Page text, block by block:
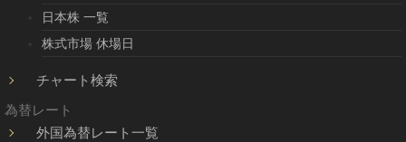
日本株 一覧
株式市場 休場日
チャート検索
為替レート
外国為替レート一覧